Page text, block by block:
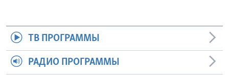
ТВ ПРОГРАММЫ
РАДИО ПРОГРАММЫ